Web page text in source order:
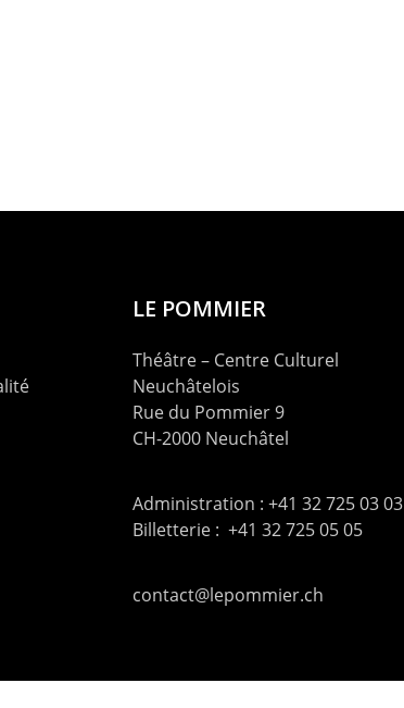
LE POMMIER
Théâtre – Centre Culturel
Neuchâtelois
Rue du Pommier 9
CH-2000 Neuchâtel
Administration : +41 32 725 03 03
Billetterie : +41 32 725 05 05
contact@lepommier.ch